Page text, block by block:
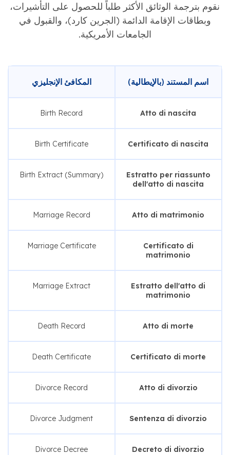
نقوم بترجمة الوثائق الأكثر طلباً للحصول على التأشيرات،
وبطاقات الإقامة الدائمة (الجرين كارد)، والقبول في
الجامعات الأمريكية.
اسم المستند (بالإيطالية) المكافئ الإنجليزي
Atto di nascita
Birth Record
Certificato di nascita
Birth Certificate
Estratto per riassunto
dell'atto di nascita
Birth Extract (Summary)
Atto di matrimonio
Marriage Record
Certificato di
matrimonio
Marriage Certificate
Estratto dell'atto di
matrimonio
Marriage Extract
Atto di morte
Death Record
Certificato di morte
Death Certificate
Atto di divorzio
Divorce Record
Sentenza di divorzio
Divorce Judgment
Decreto di divorzio
Divorce Decree